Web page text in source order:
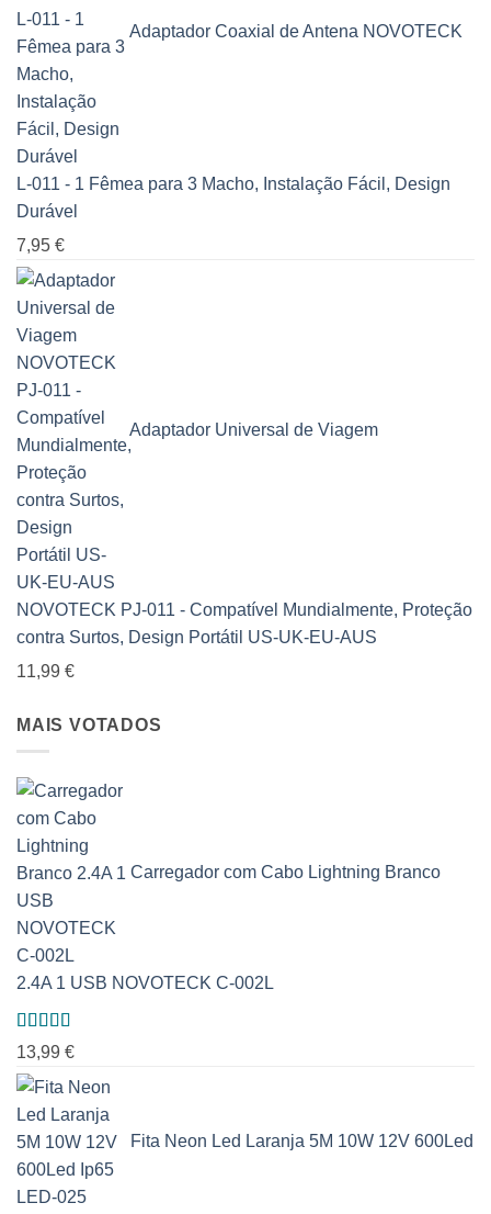
Adaptador Coaxial de Antena NOVOTECK
L-011 - 1 Fêmea para 3 Macho, Instalação Fácil, Design
Durável
7,95 €
Adaptador Universal de Viagem
NOVOTECK PJ-011 - Compatível Mundialmente, Proteção
contra Surtos, Design Portátil US-UK-EU-AUS
11,99 €
MAIS VOTADOS
Carregador com Cabo Lightning Branco
2.4A 1 USB NOVOTECK C-002L
Avaliação
5.00de 5
13,99 €
Fita Neon Led Laranja 5M 10W 12V 600Led